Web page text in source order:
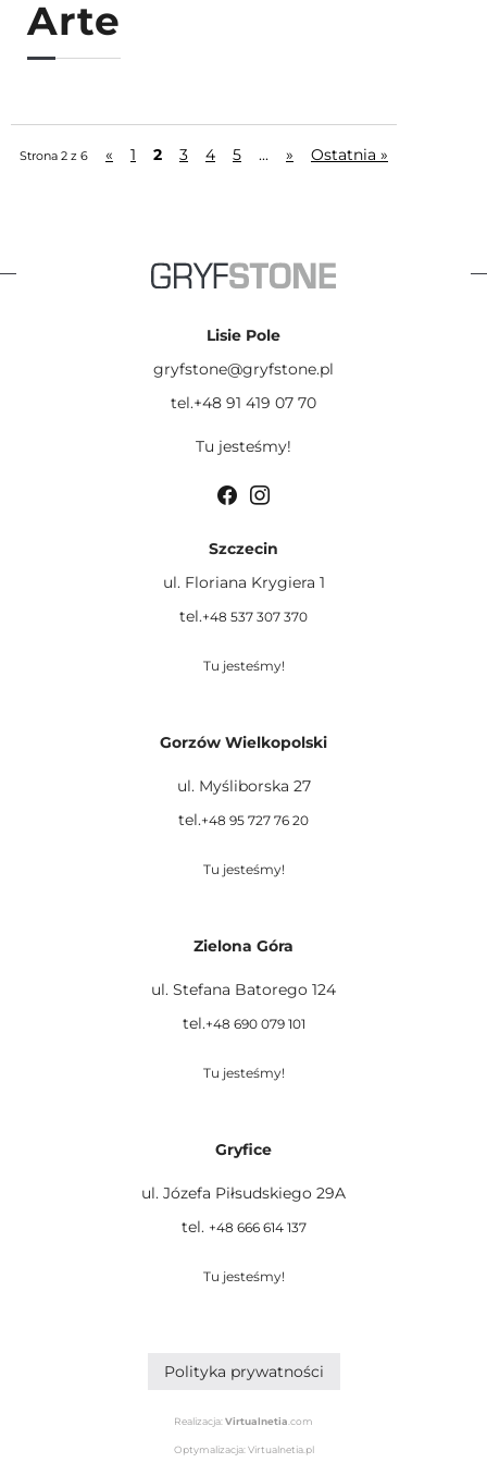
Arte
Strona 2 z 6 « 1 2 3 4 5 ... » Ostatnia »
Lisie Pole
gryfstone@gryfstone.pl
tel.+48 91 419 07 70
Tu jesteśmy!
Szczecin
ul. Floriana Krygiera 1
tel.+48 537 307 370
Tu jesteśmy!
Gorzów Wielkopolski
ul. Myśliborska 27
tel.+48 95 727 76 20
Tu jesteśmy!
Zielona Góra
ul. Stefana Batorego 124
tel.+48 690 079 101
Tu jesteśmy!
Gryfice
ul. Józefa Piłsudskiego 29A
tel. +48 666 614 137
Tu jesteśmy!
Polityka prywatności
Realizacja:Virtualnetia .com
Optymalizacja: Virtualnetia.pl